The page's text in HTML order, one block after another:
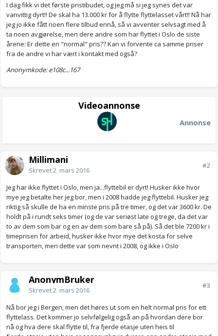
I dag fikk vi det første pristibudet, og jeg må si jeg synes det var
vanvittig dyrt!! De skal ha 13.000 kr for å flytte flyttelasset vårt!! Nå har
jeg jo ikke fått noen flere tilbud ennå, så vi avventer selvsagt med å
ta noen avgjørelse, men dere andre som har flyttet i Oslo de siste
årene: Er dette en "normal" pris?? Kan vi forvente ca samme priser
fra de andre vi har vært i kontakt med også?
Anonymkode: e108c...167
Videoannonse
Annonse
Millimani
Skrevet2. mars 2016
#2
Jeg har ikke flyttet i Oslo, men ja...flyttebil er dyrt! Husker ikke hvor
mye jeg betalte her jeg bor, men i 2008 hadde jeg flyttebil. Husker jeg
riktig så skulle de ha en minste pris på tre timer, og det var 3600 kr. De
holdt på i rundt seks timer (og de var seriøst late og trege, da det var
to av dem som bar og en av dem som bare så på). Så det ble 7200 kr i
timeprisen for arbeid, husker ikke hvor mye det kosta for selve
transporten, men dette var som nevnt i 2008, og ikke i Oslo
AnonymBruker
Skrevet2. mars 2016
#3
Nå bor jeg i Bergen, men det høres ut som en helt normal pris for ett
flyttelass. Det kommer jo selvfølgelig også an på hvordan dere bor
nå og hva dere skal flytte til, fra fjerde etasje uten heis til